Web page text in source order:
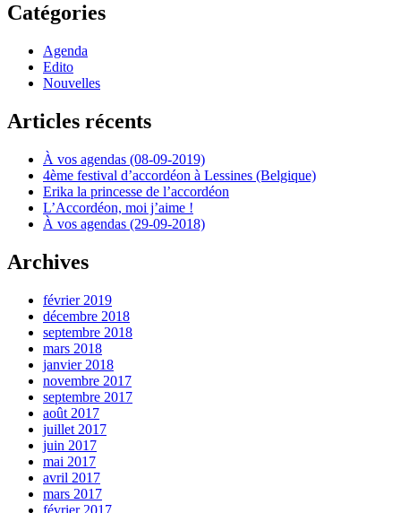
Catégories
Agenda
Edito
Nouvelles
Articles récents
À vos agendas (08-09-2019)
4ème festival d’accordéon à Lessines (Belgique)
Erika la princesse de l’accordéon
L’Accordéon, moi j’aime !
À vos agendas (29-09-2018)
Archives
février 2019
décembre 2018
septembre 2018
mars 2018
janvier 2018
novembre 2017
septembre 2017
août 2017
juillet 2017
juin 2017
mai 2017
avril 2017
mars 2017
février 2017